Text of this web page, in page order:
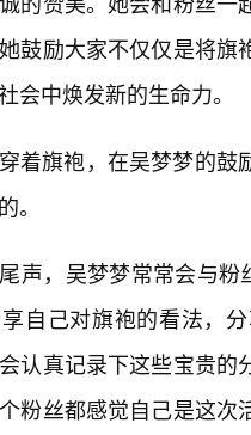
鼓励大家不仅仅是将
会中焕发新的生命力。
着旗袍，在吴梦梦的
。
声，吴梦梦常常会与粉
自己对旗袍的看法，
认真记录下这些宝贵
粉丝都感觉自己是这